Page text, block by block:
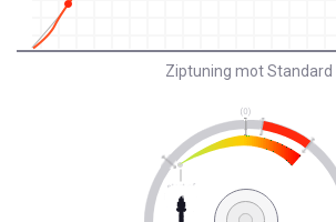
Ziptuning mot Standard